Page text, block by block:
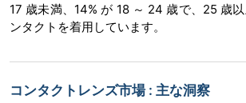
17 歳未満、14% が 18 ～ 24 歳で、25 歳
ンタクトを着用しています。
コンタクトレンズ市場 : 主な洞察